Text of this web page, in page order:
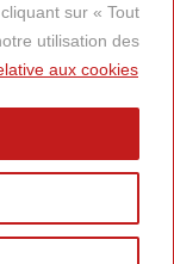
sur « Tout
utilisation des
aux cookies